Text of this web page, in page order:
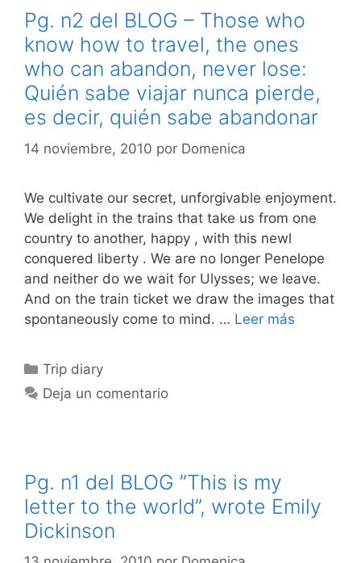
Pg. n2 del BLOG – Those who
know how to travel, the ones
who can abandon, never lose:
Quién sabe viajar nunca pierde,
es decir, quién sabe abandonar
14 noviembre, 2010 por Domenica
We cultivate our secret, unforgivable enjoyment.
We delight in the trains that take us from one
country to another, happy , with this newl
conquered liberty . We are no longer Penelope
and neither do we wait for Ulysses; we leave.
And on the train ticket we draw the images that
spontaneously come to mind. … Leer más
Categorías
Trip diary
Deja un comentario
Pg. n1 del BLOG ”This is my
letter to the world”, wrote Emily
Dickinson